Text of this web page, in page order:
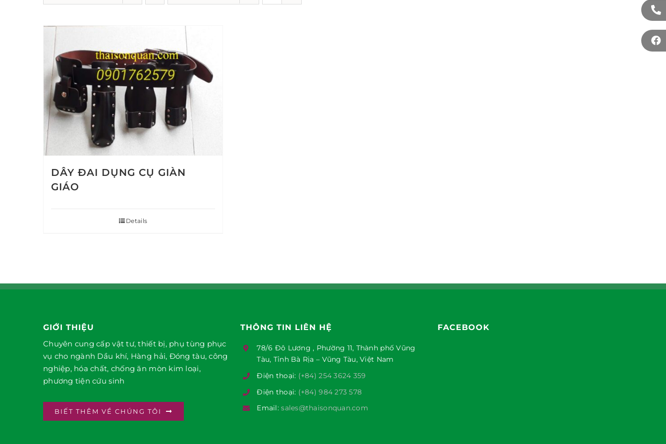
DÂY ĐAI DỤNG CỤ GIÀN
GIÁO
Details
GIỚI THIỆU
Chuyên cung cấp vật tư, thiết bị, phụ tùng phục
vụ cho ngành Dầu khí, Hàng hải, Đóng tàu, công
nghiệp, hóa chất, chống ăn mòn kim loại,
phương tiện cứu sinh
BIẾT THÊM VỀ CHÚNG TÔI
THÔNG TIN LIÊN HỆ
78/6 Đô Lương , Phường 11, Thành phố Vũng
Tàu, Tỉnh Bà Rịa – Vũng Tàu, Việt Nam
Điện thoại: (+84) 254 3624 359
Điện thoại: (+84) 984 273 578
Email:sales@thaisonquan.com
FACEBOOK